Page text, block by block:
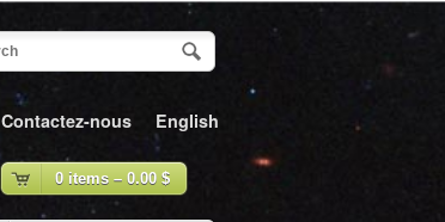
Contactez-nous English
0 items – 0.00 $